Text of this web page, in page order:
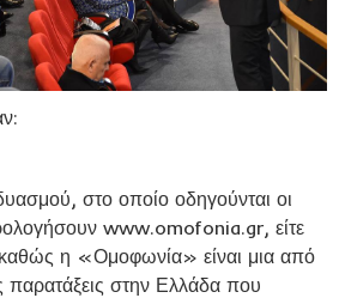
στο οποίο οδηγούνται οι
www.omofonia.gr, είτε
η «Ομοφωνία» είναι μια από
παρατάξεις στην Ελλάδα που